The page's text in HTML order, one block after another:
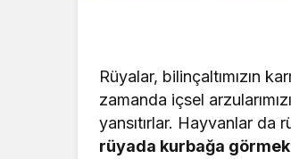
Rüyalar, bilinçaltımızın
zamanda içsel
yansıtırlar. Hayvanlar da
rüyada kurbağa görmek